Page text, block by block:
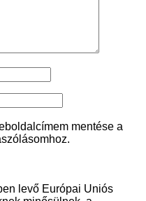
mentése a
levő Európai Uniós